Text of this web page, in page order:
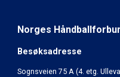
Norges
Besøksadresse
Sognsveien 75 A (4. etg.